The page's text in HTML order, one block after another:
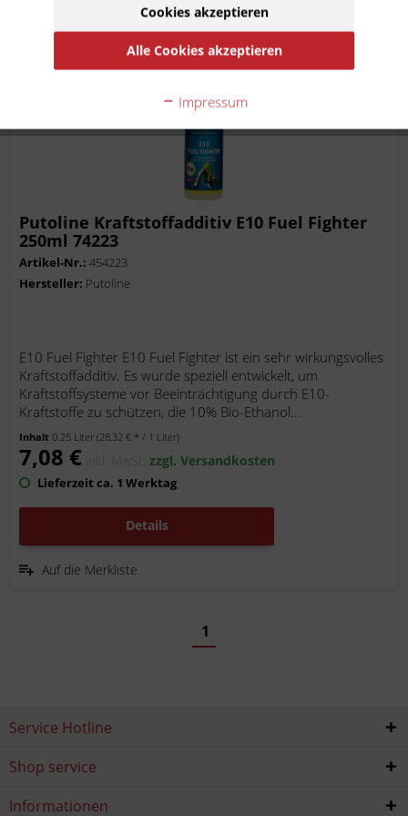
Putoline Kraftstoffadditiv E10 Fuel Fighter
250ml 74223
Artikel-Nr.:454223
Hersteller: Putoline
E10 Fuel Fighter E10 Fuel Fighter ist ein sehr wirkungsvolles
Kraftstoffadditiv. Es wurde speziell entwickelt, um
Kraftstoffsysteme vor Beeinträchtigung durch E10-
Kraftstoffe zu schützen, die 10% Bio-Ethanol...
Inhalt0.25 Liter(28,32 € * / 1 Liter)
7,08 € inkl. MwSt.zzgl. Versandkosten
Lieferzeit ca. 1 Werktag
Details
Auf die Merkliste
1
Service Hotline
Shop service
Informationen
Cookies akzeptieren
Alle Cookies akzeptieren
Impressum